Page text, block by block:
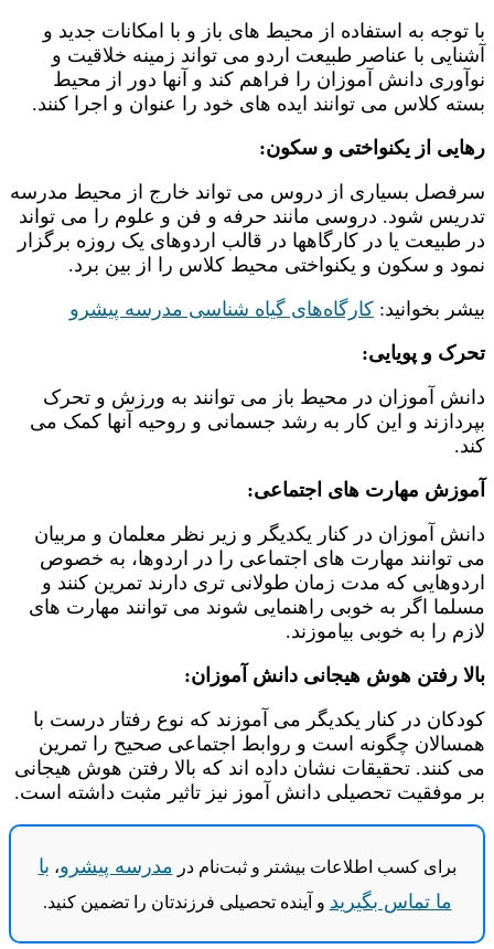
با توجه به استفاده از محیط های باز و با امکانات جدید و
آشنایی با عناصر طبیعت اردو می تواند زمینه خلاقیت و
نوآوری دانش آموزان را فراهم کند و آنها دور از محیط
بسته کلاس می توانند ایده های خود را عنوان و اجرا کنند.
رهایی از یکنواختی و سکون:
سرفصل بسیاری از دروس می تواند خارج از محیط مدرسه
تدریس شود. دروسی مانند حرفه و فن و علوم را می تواند
در طبیعت یا در کارگاهها در قالب اردوهای یک روزه برگزار
نمود و سکون و یکنواختی محیط کلاس را از بین برد.
بیشر بخوانید: کارگاه‌های گیاه شناسی مدرسه پیشرو
تحرک و پویایی:
دانش آموزان در محیط باز می توانند به ورزش و تحرک
بپردازند و این کار به رشد جسمانی و روحیه آنها کمک می
کند.
آموزش مهارت های اجتماعی:
دانش آموزان در کنار یکدیگر و زیر نظر معلمان و مربیان
می توانند مهارت های اجتماعی را در اردوها، به خصوص
اردوهایی که مدت زمان طولانی تری دارند تمرین کنند و
مسلما اگر به خوبی راهنمایی شوند می توانند مهارت های
لازم را به خوبی بیاموزند.
بالا رفتن هوش هیجانی دانش آموزان:
کودکان در کنار یکدیگر می آموزند که نوع رفتار درست با
همسالان چگونه است و روابط اجتماعی صحیح را تمرین
می کنند. تحقیقات نشان داده اند که بالا رفتن هوش هیجانی
بر موفقیت تحصیلی دانش آموز نیز تاثیر مثبت داشته است.
برای کسب اطلاعات بیشتر و ثبت‌نام در مدرسه پیشرو، با
ما تماس بگیرید و آینده تحصیلی فرزندتان را تضمین کنید.